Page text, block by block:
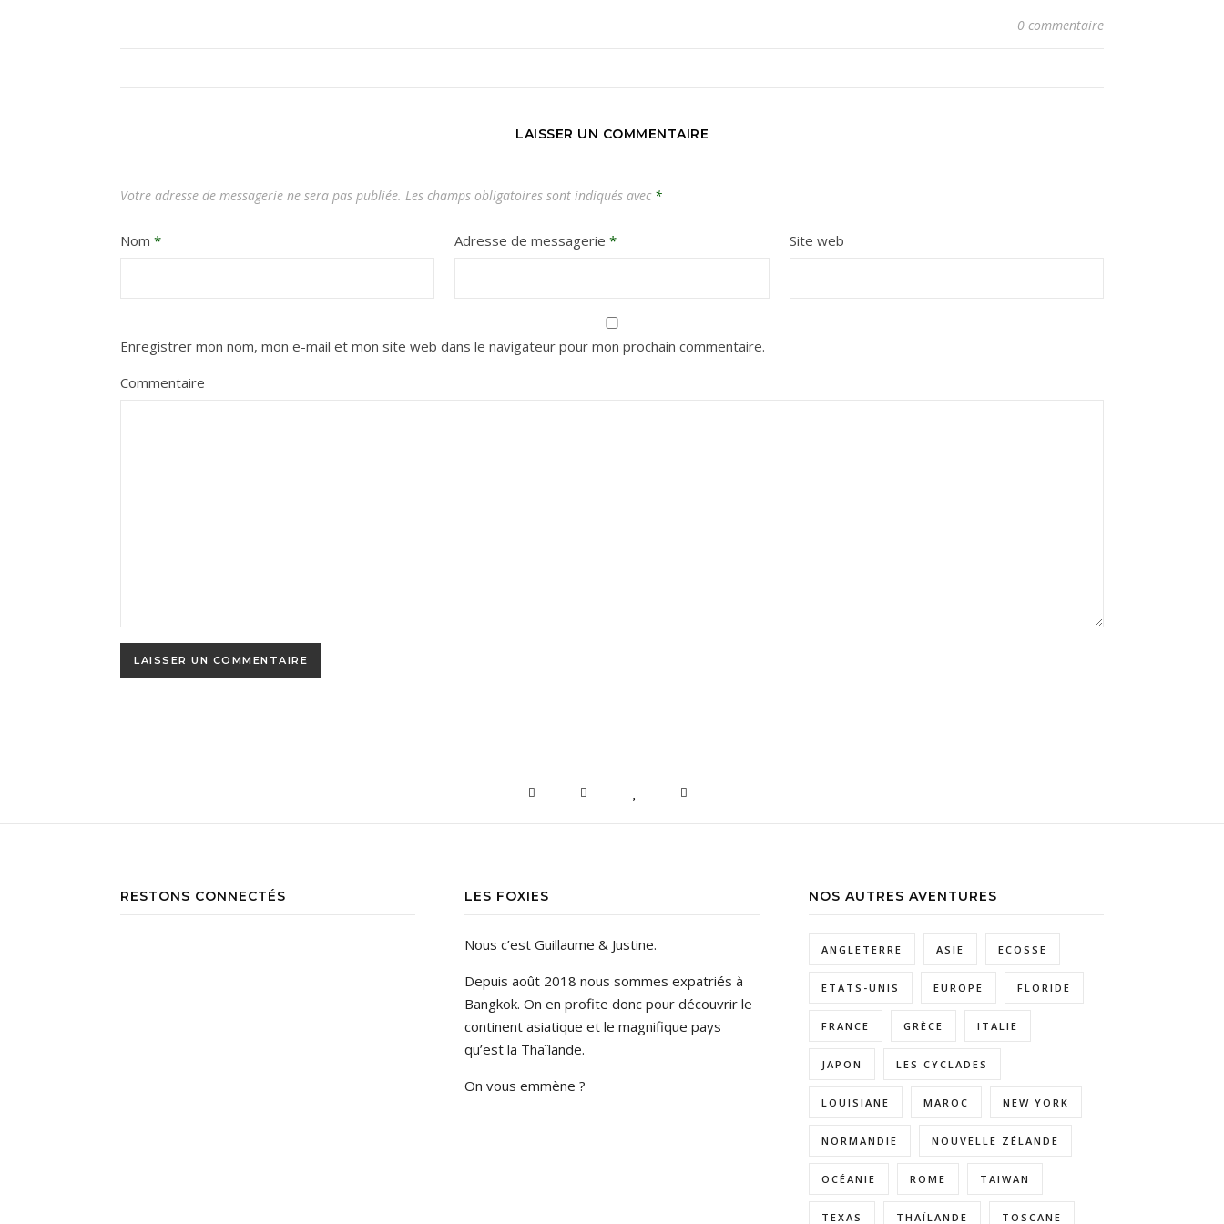
0 commentaire
LAISSER UN COMMENTAIRE
Votre adresse de messagerie ne sera pas publiée. Les champs obligatoires sont indiqués avec *
Nom * Adresse de messagerie* Site web
Enregistrer mon nom, mon e-mail et mon site web dans le navigateur pour mon prochain commentaire.
Commentaire
RESTONS CONNECTÉS LES FOXIES
Nous c’est Guillaume & Justine.
Depuis août 2018 nous sommes expatriés à
Bangkok. On en profite donc pour découvrir le
continent asiatique et le magnifique pays
qu’est la Thaïlande.
On vous emmène ?
NOS AUTRES AVENTURES
ANGLETERRE ASIE ECOSSE
ETATS-UNIS EUROPE FLORIDE
FRANCE GRÈCE ITALIE
JAPON LES CYCLADES
LOUISIANE MAROC NEW YORK
NORMANDIE NOUVELLE ZÉLANDE
OCÉANIE ROME TAIWAN
TEXAS THAÏLANDE TOSCANE